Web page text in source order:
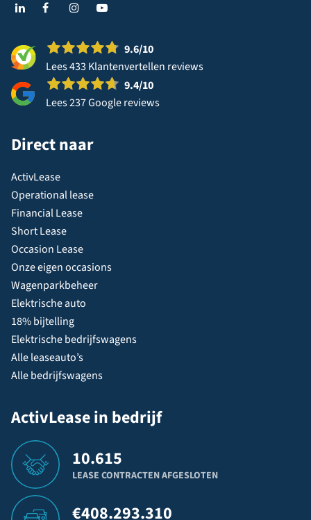
9.6/10
Lees 433 Klantenvertellen reviews
9.4/10
Lees 237 Google reviews
Direct naar
ActivLease
Operational lease
Financial Lease
Short Lease
Occasion Lease
Onze eigen occasions
Wagenparkbeheer
Elektrische auto
18% bijtelling
Elektrische bedrijfswagens
Alle leaseauto’s
Alle bedrijfswagens
ActivLease in bedrijf
10.615
LEASE CONTRACTEN AFGESLOTEN
€408.293.310